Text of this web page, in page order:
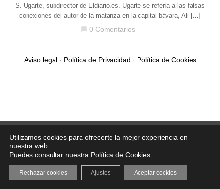
S. Ugarte, subdirector de Eldiario.es. Ugarte se refería a las falsas
conexiones del autor de la matanza en la capital bávara, Ali […]
0 Comentarios
Aviso legal· Política de Privacidad · Política de Cookies
Utilizamos cookies para ofrecerte la mejor experiencia en
nuestra web.
Puedes consultar nuestra Política de Cookies
Aceptar cookies
Rechazar cookies Ajustes